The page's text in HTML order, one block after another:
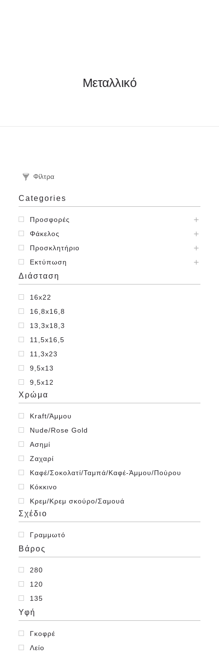
Μεταλλικό
Φίλτρα
Categories
Προσφορές
Φάκελος
Προσκλητήριο
Εκτύπωση
Διάσταση
16x22
16,8x16,8
13,3x18,3
11,5x16,5
11,3x23
9,5x13
9,5x12
7,5x11
Χρώμα
Kraft/Άμμου
Nude/Rose Gold
Ασημί
Ζαχαρί
Καφέ/Σοκολατί/Ταμπά/Καφέ-Άμμου/Πούρου
Κόκκινο
Κρεμ/Κρεμ σκούρο/Σαμουά
Λευκό
Ροζ
Σιελ/Γαλάζιο
Υπόλευκο
Χρυσό
Σχέδιο
Γραμμωτό
Βάρος
280
120
135
Υφή
Γκοφρέ
Λείο